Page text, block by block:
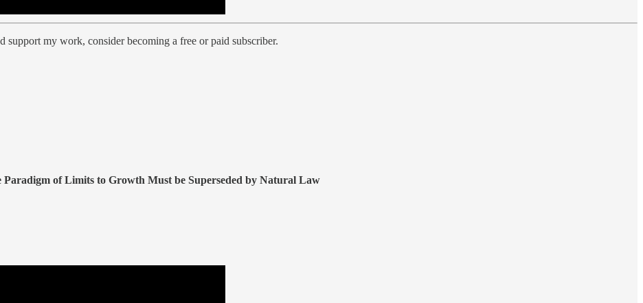
support my work, consider becoming a free or paid subscriber.
of Limits to Growth Must be Superseded by Natural Law